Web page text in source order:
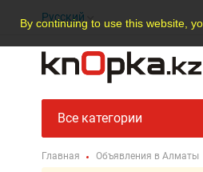
By continuing to use this website,
Русский
Все категории
Главная Объявления в Алматы